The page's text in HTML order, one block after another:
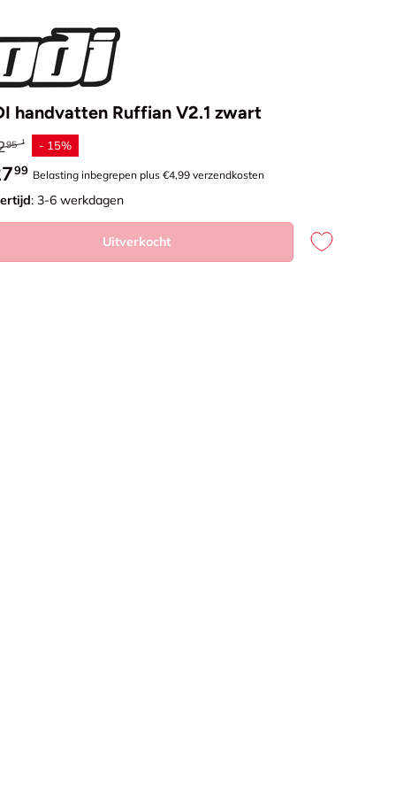
handvatten Ruffian V2.1 zwart
prijs
95 - 15%
99 Belasting inbegrepen plus €4,99 verzendkosten
: 3-6 werkdagen
Uitverkocht